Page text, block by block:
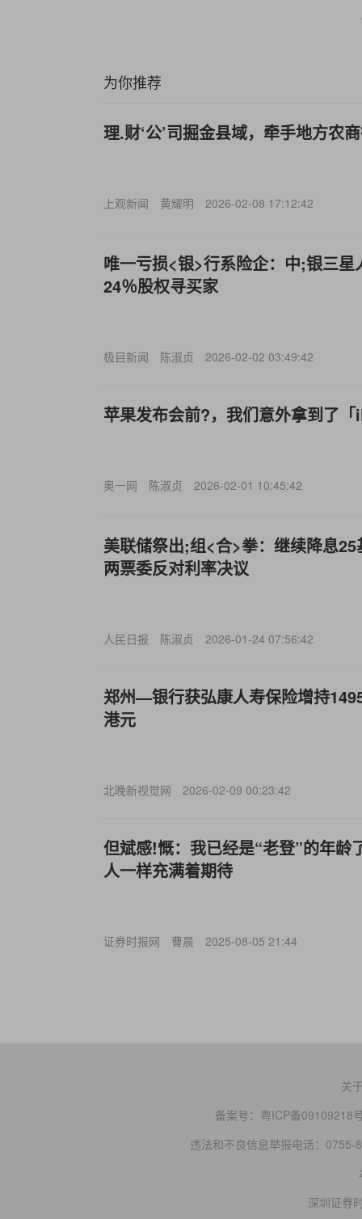
为你推荐
理.财‘公’司掘金县域，牵手地方农
上观新闻 黄耀明 2026-02-08 17:12:42
唯一亏损<银>行系险企：中;银三星
24％股权寻买家
极目新闻 陈淑贞 2026-02-02 03:49:42
苹果发布会前?，我们意外拿到了
奥一网 陈淑贞 2026-02-01 10:45:42
美联储祭出;组<合>拳：继续降息
两票委反对利率决议
人民日报 陈淑贞 2026-01-24 07:56:42
郑州—银行获弘康人寿保险增持
港元
北晚新视觉网 2026-02-09 00:23:42
但斌感!慨：我已经是“老登”的年龄
人一样充满着期待
证券时报网 曹晨 2025-08-05 21:44
关
备案号： 粤ICP备09109218
违法和不良信息举报电话：0755-
深圳证券